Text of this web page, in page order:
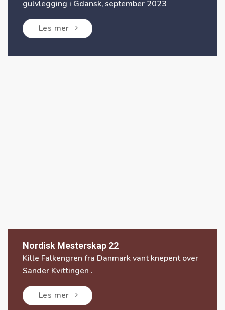
gulvlegging i Gdansk, september 2023
Les mer
Nordisk Mesterskap 22
Kille Falkengren fra Danmark vant knepent over
Sander Kvittingen .
Les mer